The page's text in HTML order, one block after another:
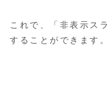
これで、「非表示ス
することができます。